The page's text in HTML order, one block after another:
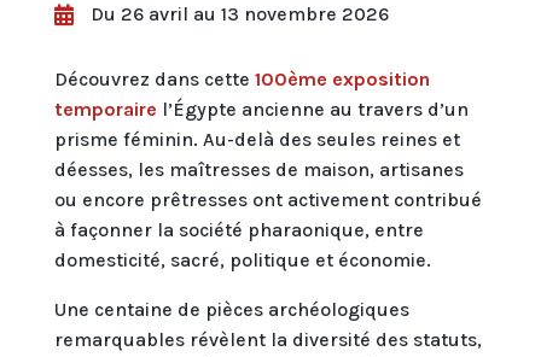
 Du 26 avril au 13 novembre 2026
Découvrez dans cette 100ème exposition
temporaire l’Égypte ancienne au travers d’un
prisme féminin. Au-delà des seules reines et
déesses, les maîtresses de maison, artisanes
ou encore prêtresses ont activement contribué
à façonner la société pharaonique, entre
domesticité, sacré, politique et économie.
Une centaine de pièces archéologiques
remarquables révèlent la diversité des statuts,